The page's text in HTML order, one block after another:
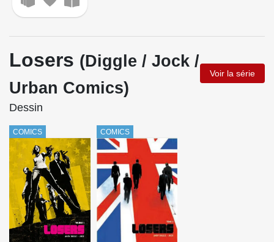
Losers (Diggle / Jock /
Urban Comics)
Voir la série
Dessin
COMICS COMICS